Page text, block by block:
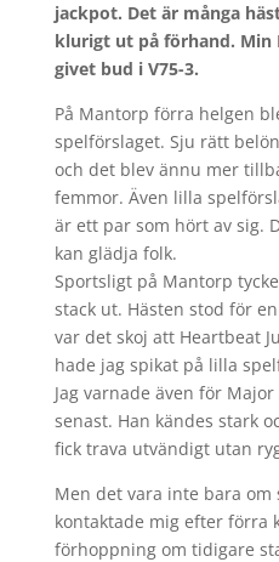
jackpot. Det är många
klurigt ut på förhand. Min
givet bud i V75-3.
På Mantorp förra helgen
spelförslaget. Sju rätt
och det blev ännu mer
femmor. Även lilla
är ett par som hört av sig.
kan glädja folk.
Sportsligt på Mantorp
stack ut. Hästen stod för
var det skoj att Heartbeat
hade jag spikat på lilla
Jag varnade även för
senast. Han kändes stark
fick trava utvändigt utan
Men det vara inte bara
kontaktade mig efter förra
förhoppning om tidigare